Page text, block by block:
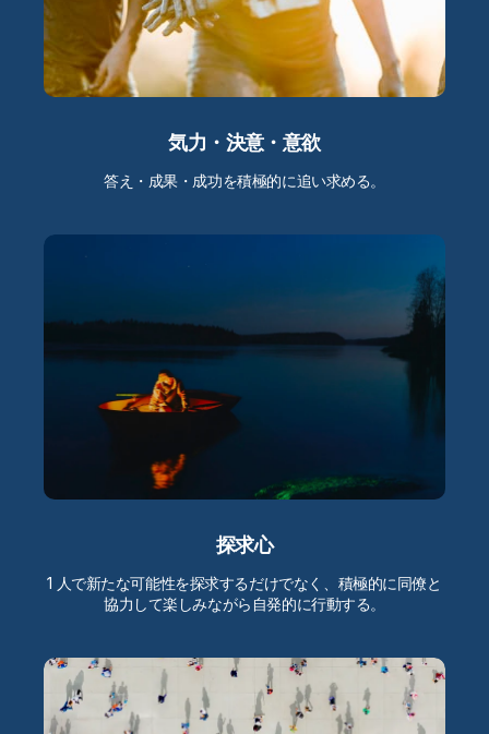
気力・決意・意欲
答え・成果・成功を積極的に追い求める。
探求心
1 人で新たな可能性を探求するだけでなく、積極的に同僚と
協力して楽しみながら自発的に行動する。